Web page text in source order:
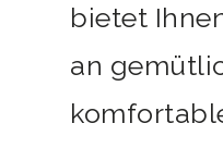
bietet
an